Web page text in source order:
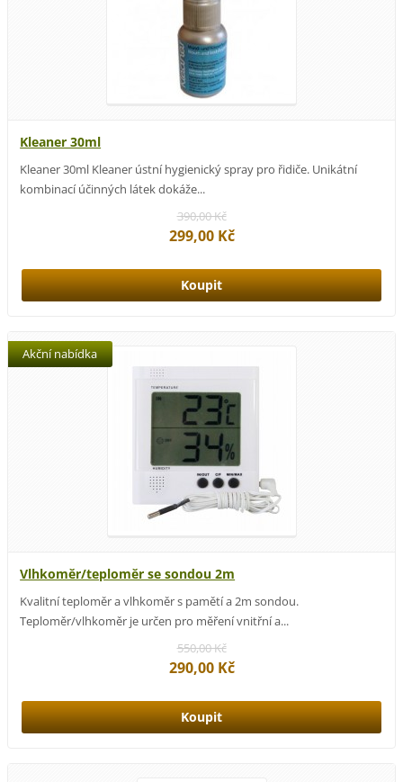
Kleaner 30ml
Kleaner 30ml Kleaner ústní hygienický spray pro řidiče. Unikátní
kombinací účinných látek dokáže...
390,00 Kč
299,00 Kč
Vlhkoměr/teploměr se sondou 2m
Akční nabídka
Kvalitní teploměr a vlhkoměr s pamětí a 2m sondou.
Teploměr/vlhkoměr je určen pro měření vnitřní a...
550,00 Kč
290,00 Kč